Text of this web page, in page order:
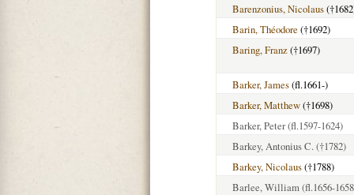
Barenzonius, Nicolaus
Barin, Théodore (†1692)
Baring, Franz(†1697)
Barker, James(fl.1661-)
Barker, Matthew(†1698)
Barker, Peter(fl.1597-1624)
Barkey, Antonius C.(†1782)
Barkey, Nicolaus(†1788)
Barlee, William(fl.1656-